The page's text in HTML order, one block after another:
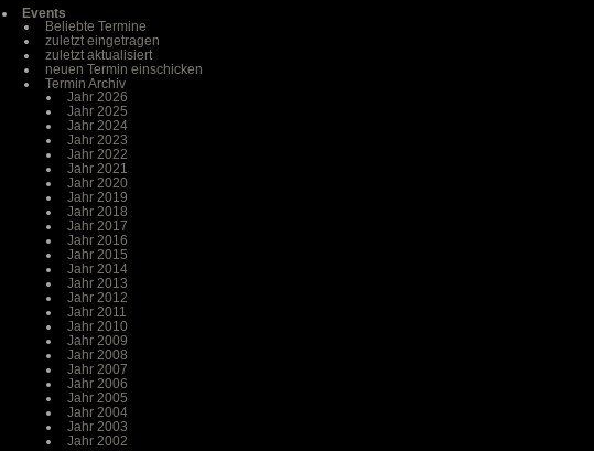
Events
Beliebte Termine
zuletzt eingetragen
zuletzt aktualisiert
neuen Termin einschicken
Termin Archiv
Jahr 2026
Jahr 2025
Jahr 2024
Jahr 2023
Jahr 2022
Jahr 2021
Jahr 2020
Jahr 2019
Jahr 2018
Jahr 2017
Jahr 2016
Jahr 2015
Jahr 2014
Jahr 2013
Jahr 2012
Jahr 2011
Jahr 2010
Jahr 2009
Jahr 2008
Jahr 2007
Jahr 2006
Jahr 2005
Jahr 2004
Jahr 2003
Jahr 2002